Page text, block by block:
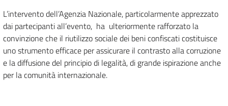
L’intervento dell’Agenzia Nazionale, particolarmente apprezzato
dai partecipanti all’evento, ha ulteriormente rafforzato la
convinzione che il riutilizzo sociale dei beni confiscati costituisce
uno strumento efficace per assicurare il contrasto alla corruzione
e la diffusione del principio di legalità, di grande ispirazione anche
per la comunità internazionale.